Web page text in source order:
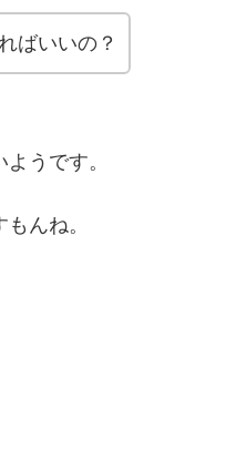
ばいいの？
うです。
んね。